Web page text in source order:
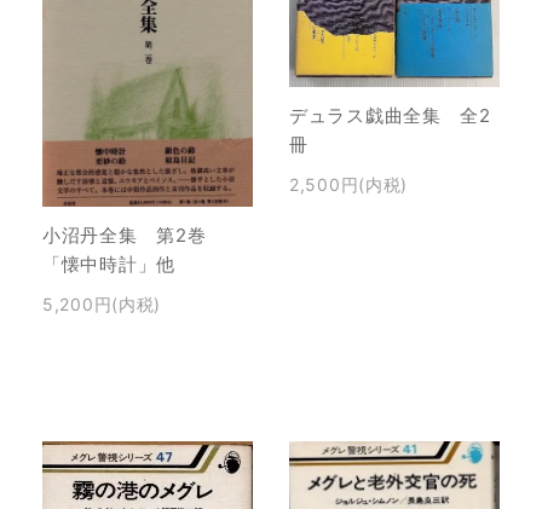
小沼丹全集 第2巻
「懐中時計」他
5,200円(内税)
デュラス戯曲全集 全2
冊
2,500円(内税)